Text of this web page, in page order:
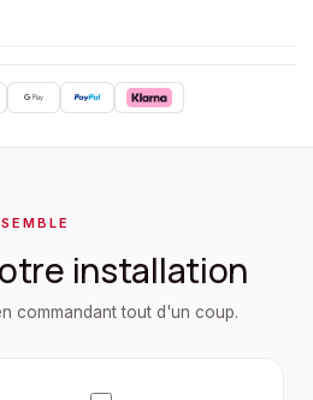
installation
commandant tout d'un coup.